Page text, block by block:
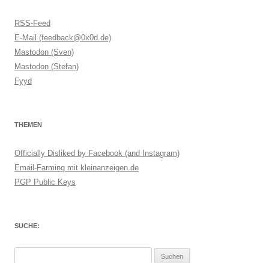
RSS-Feed
E-Mail (feedback@0x0d.de)
Mastodon (Sven)
Mastodon (Stefan)
Fyyd
THEMEN
Officially Disliked by Facebook (and Instagram)
Email-Farming mit kleinanzeigen.de
PGP Public Keys
SUCHE: